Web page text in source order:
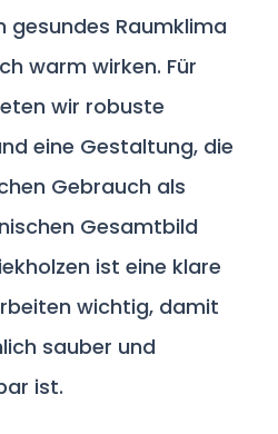
gesundes Raumklima
warm wirken. Für
wir robuste
eine Gestaltung, die
Gebrauch als
Gesamtbild
ist eine klare
wichtig, damit
sauber und
ist.